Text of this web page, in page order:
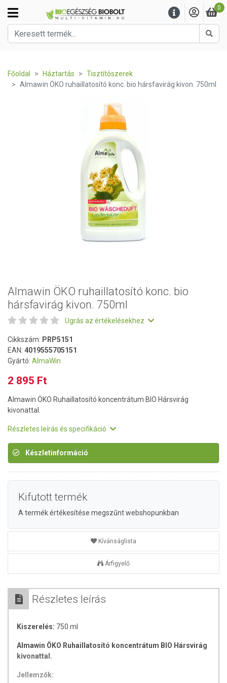
0
Főoldal Háztartás
Tisztítószerek
Almawin ÖKO ruhaillatosító konc. bio hársfavirág kivon. 750ml
Almawin ÖKO ruhaillatosító konc. bio
hársfavirág kivon. 750ml
Ugrás az értékelésekhez
Cikkszám: PRP5151
EAN: 4019555705151
Gyártó: AlmaWin
2 895 Ft
Almawin ÖKO Ruhaillatosító koncentrátum BIO Hársvirág
kivonattal.
Részletes leírás és specifikáció
Készletinformáció
Kifutott termék
A termék értékesítése megszűnt webshopunkban
Kívánságlista
Árfigyelő
Részletes leírás
Kiszerelés: 750 ml
Almawin ÖKO Ruhaillatosító koncentrátum BIO Hársvirág
kivonattal.
Jellemzők: